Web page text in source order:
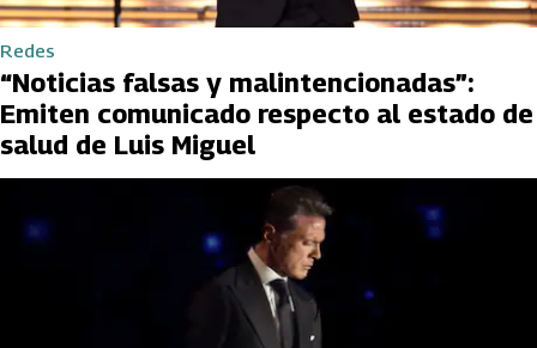
Redes
“Noticias falsas y malintencionadas”:
Emiten comunicado respecto al estado de
salud de Luis Miguel